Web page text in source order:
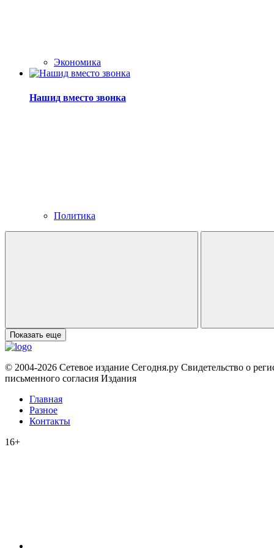
Экономика
Нашид вместо звонка
Политика
Показать еще
© 2004-2026 Сетевое издание Сегодня.ру Свидетельство о
письменного согласия Издания
Главная
Разное
Контакты
16+